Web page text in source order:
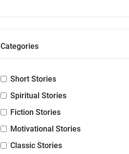
Categories
Short Stories
Spiritual Stories
Fiction Stories
Motivational Stories
Classic Stories